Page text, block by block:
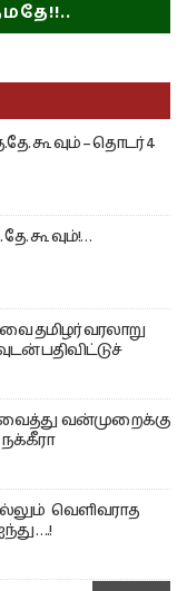
கூ வும் – தொடர் 4
கூ வும்!…
தமிழர் வரலாறு
பதிவிட்டுச்
வன்முறைக்கு
நக்கீரா
வெளிவராத
….!